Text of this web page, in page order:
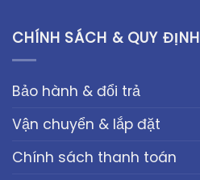
CHÍNH SÁCH & QUY ĐỊNH
Bảo hành & đổi trả
Vận chuyển & lắp đặt
Chính sách thanh toán